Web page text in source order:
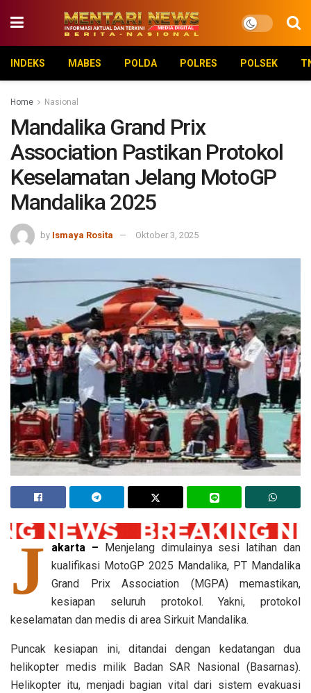
INDEKS MABES POLDA POLRES POLSEK
Home Nasional
Mandalika Grand Prix
Association Pastikan Protokol
Keselamatan Jelang MotoGP
Mandalika 2025
by Ismaya Rosita Oktober 3, 2025
J akarta – Menjelang dimulainya sesi latihan dan
kualifikasi MotoGP 2025 Mandalika, PT Mandalika
Grand Prix Association (MGPA) memastikan,
kesiapan seluruh protokol. Yakni, protokol
keselamatan dan medis di area Sirkuit Mandalika.
Puncak kesiapan ini, ditandai dengan kedatangan dua
helikopter medis milik Badan SAR Nasional (Basarnas).
Helikopter itu, menjadi bagian vital dari sistem evakuasi